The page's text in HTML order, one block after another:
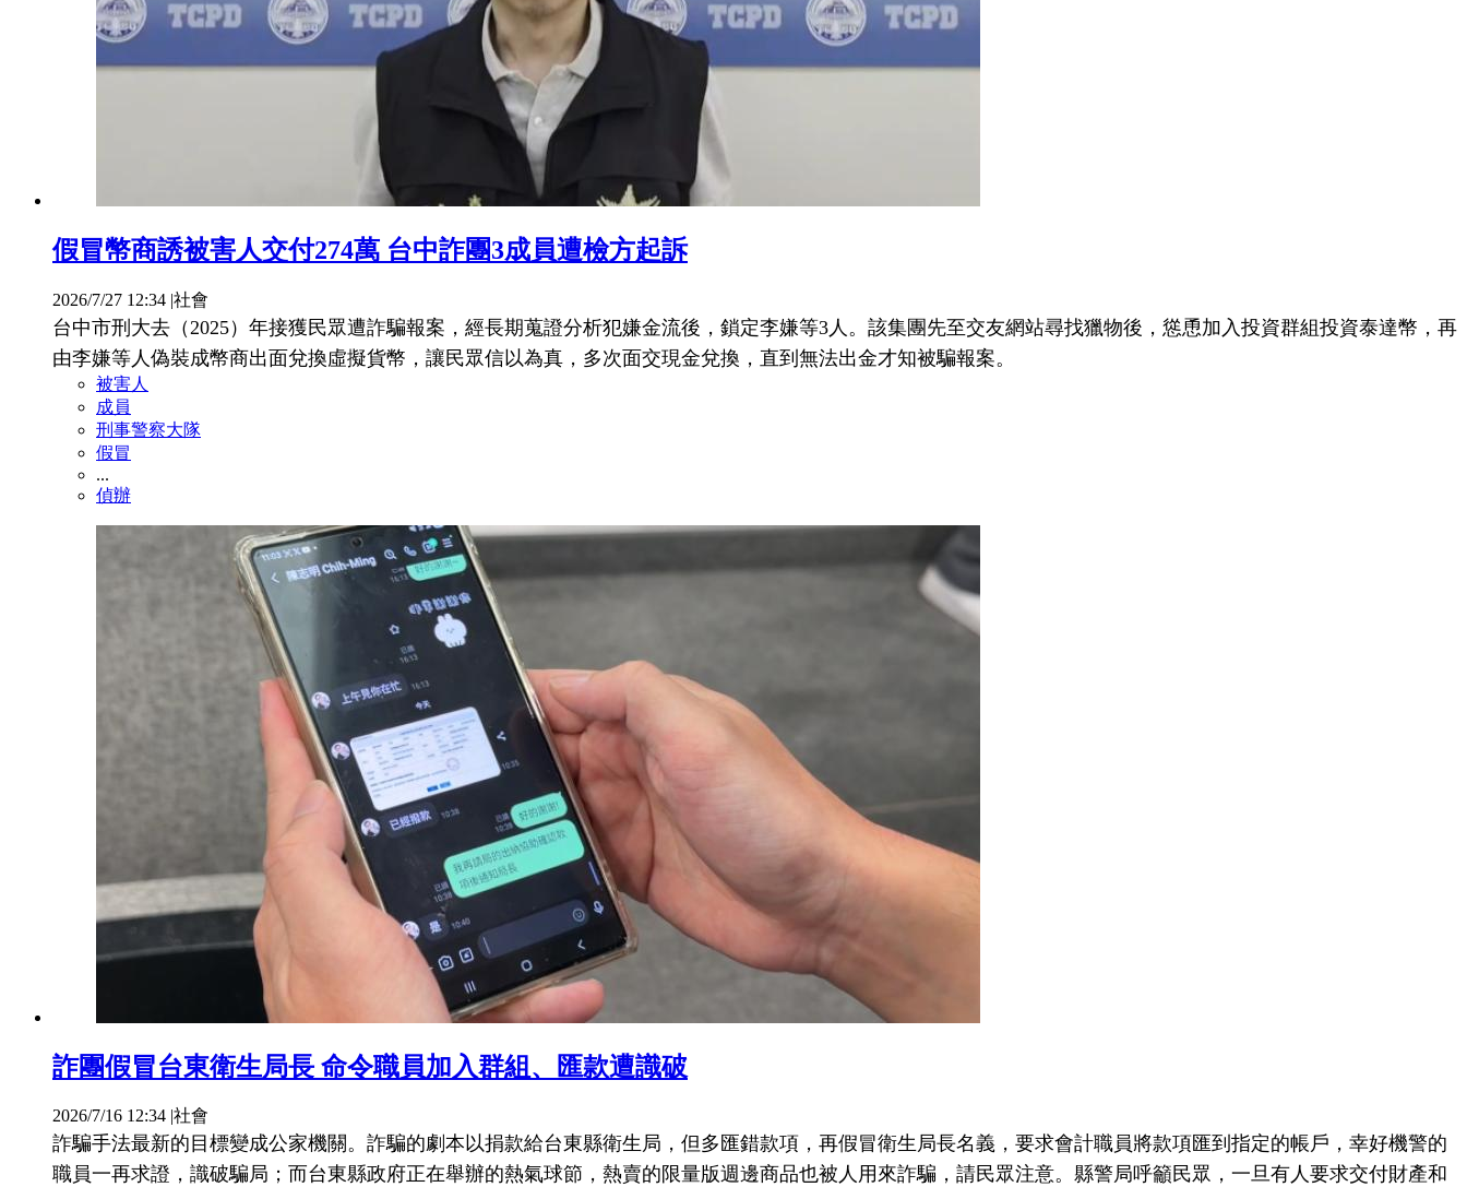
假冒幣商誘被害人交付274萬 台中詐團3成員遭檢方起訴
2026/7/27 12:34 |社會
台中市刑大去（2025）年接獲民眾遭詐騙報案，經長期蒐證分析犯嫌金流後，鎖定李嫌等3人。該集團先至交友網站尋找獵物後，慫恿加入投資群組投資泰達幣，再
由李嫌等人偽裝成幣商出面兌換虛擬貨幣，讓民眾信以為真，多次面交現金兌換，直到無法出金才知被騙報案。
被害人
成員
刑事警察大隊
假冒
...
偵辦
詐團假冒台東衛生局長 命令職員加入群組、匯款遭識破
2026/7/16 12:34 |社會
詐騙手法最新的目標變成公家機關。詐騙的劇本以捐款給台東縣衛生局，但多匯錯款項，再假冒衛生局長名義，要求會計職員將款項匯到指定的帳戶，幸好機警的
職員一再求證，識破騙局；而台東縣政府正在舉辦的熱氣球節，熱賣的限量版週邊商品也被人用來詐騙，請民眾注意。縣警局呼籲民眾，一旦有人要求交付財產和